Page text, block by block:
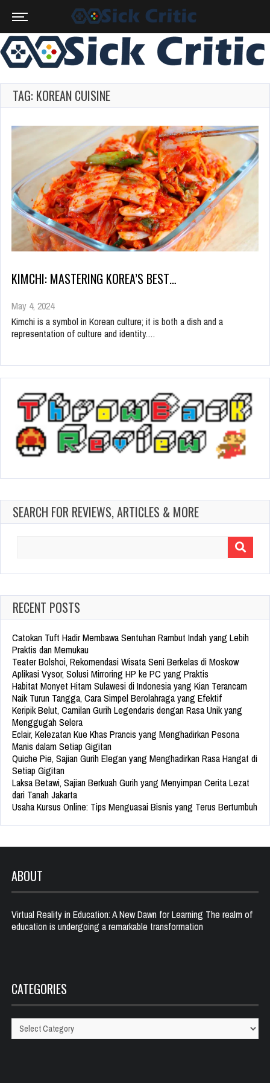
TAG: KOREAN CUISINE
KIMCHI: MASTERING KOREA’S BEST…
May 4, 2024
Kimchi is a symbol in Korean culture; it is both a dish and a
representation of culture and identity.…
SEARCH FOR REVIEWS, ARTICLES & MORE
RECENT POSTS
Catokan Tuft Hadir Membawa Sentuhan Rambut Indah yang Lebih
Praktis dan Memukau
Teater Bolshoi, Rekomendasi Wisata Seni Berkelas di Moskow
Aplikasi Vysor, Solusi Mirroring HP ke PC yang Praktis
Habitat Monyet Hitam Sulawesi di Indonesia yang Kian Terancam
Naik Turun Tangga, Cara Simpel Berolahraga yang Efektif
Keripik Belut, Camilan Gurih Legendaris dengan Rasa Unik yang
Menggugah Selera
Eclair, Kelezatan Kue Khas Prancis yang Menghadirkan Pesona
Manis dalam Setiap Gigitan
Quiche Pie, Sajian Gurih Elegan yang Menghadirkan Rasa Hangat di
Setiap Gigitan
Laksa Betawi, Sajian Berkuah Gurih yang Menyimpan Cerita Lezat
dari Tanah Jakarta
Usaha Kursus Online: Tips Menguasai Bisnis yang Terus Bertumbuh
ABOUT
Virtual Reality in Education: A New Dawn for Learning The realm of
education is undergoing a remarkable transformation
CATEGORIES
Categories